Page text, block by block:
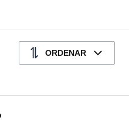
ORDENAR